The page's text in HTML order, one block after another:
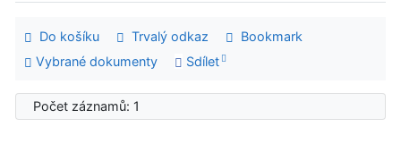
Do košíku Trvalý odkaz
Bookmark
Vybrané dokumenty
Sdílet
Počet záznamů: 1